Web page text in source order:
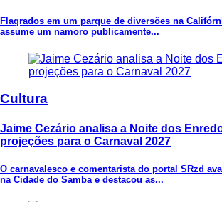
Flagrados em um parque de diversões na
assume um namoro publicamente...
Cultura
Jaime Cezário analisa a Noite dos
projeções para o Carnaval 2027
O carnavalesco e comentarista do portal SRzd
na Cidade do Samba e destacou as...